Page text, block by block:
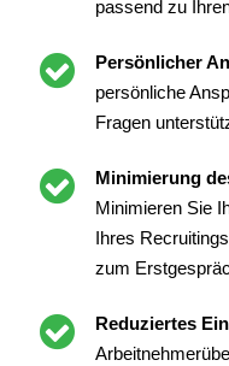
passend zu
Persönlicher
persönliche
Fragen
Minimierung
Minimieren Sie
Ihres
zum
Reduziertes